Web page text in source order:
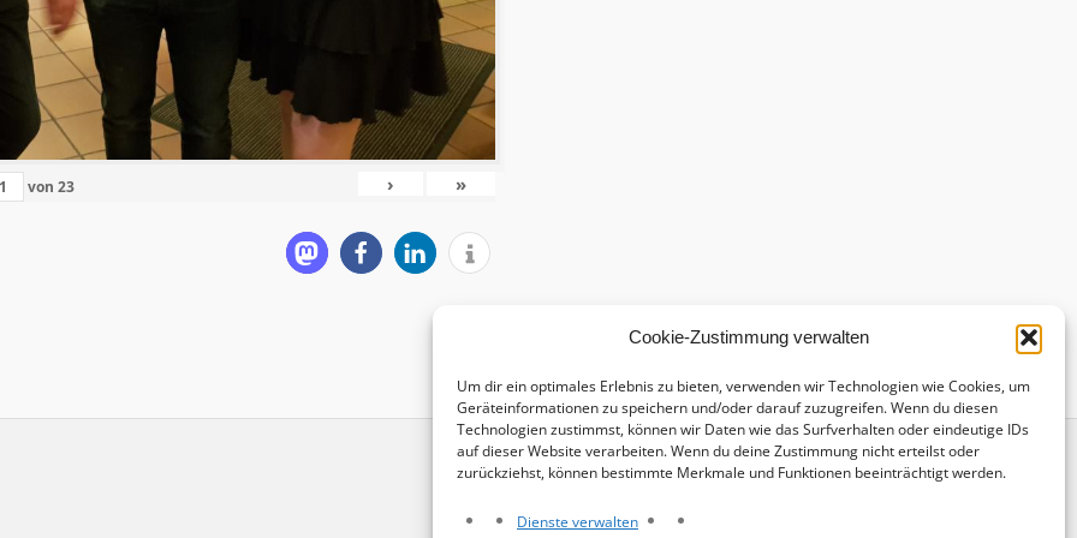
Cookie-Zustimmung verwalten
Um dir ein optimales Erlebnis zu bieten, verwenden wir Technologien wie Cookies, um
Geräteinformationen zu speichern und/oder darauf zuzugreifen. Wenn du diesen
Technologien zustimmst, können wir Daten wie das Surfverhalten oder eindeutige IDs
auf dieser Website verarbeiten. Wenn du deine Zustimmung nicht erteilst oder
zurückziehst, können bestimmte Merkmale und Funktionen beeinträchtigt werden.
Dienste verwalten
von 23 › »